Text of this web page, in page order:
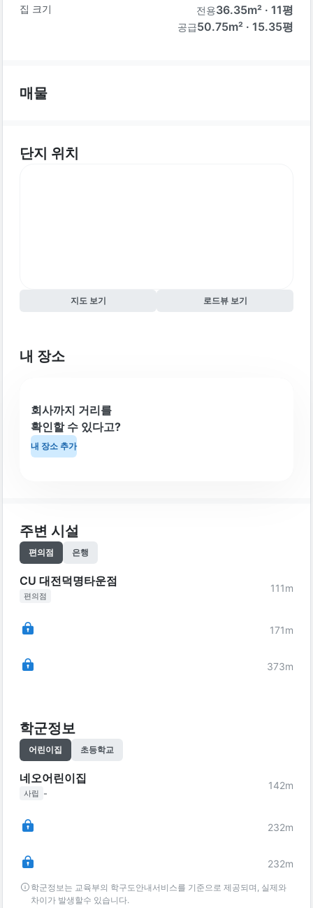
집 크기 전용36.35m² · 11평
공급50.75m² · 15.35평
매물
단지 위치
지도 보기 로드뷰 보기
내 장소
회사까지 거리를
확인할 수 있다고?
내 장소 추가
주변 시설
편의점 은행
CU 대전덕명타운점
편의점
111m
171m
373m
학군정보
어린이집 초등학교
네오어린이집
사립 -
142m
232m
232m
학군정보는 교육부의 학구도안내서비스를 기준으로 제공되며, 실제와
차이가 발생할수 있습니다.